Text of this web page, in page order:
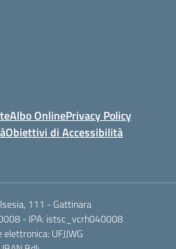
Albo OnlinePrivacy Policy
Obiettivi di Accessibilità
111 - Gattinara
- IPA: istsc_vcrh040008
UFJJWG